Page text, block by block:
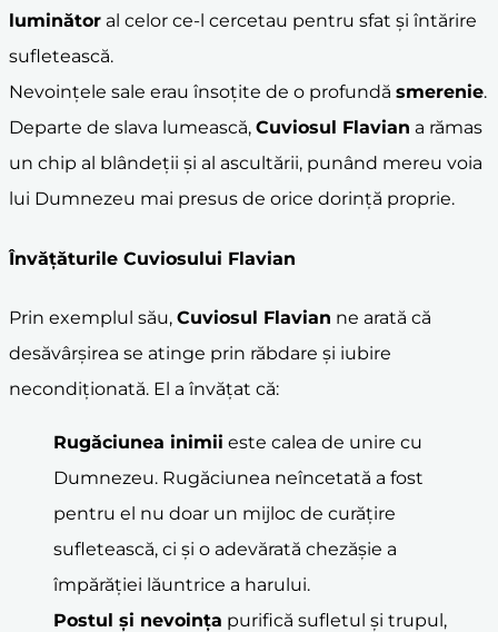
luminător al celor ce-l cercetau pentru sfat și întărire
sufletească.
Nevoințele sale erau însoțite de o profundă smerenie.
Departe de slava lumească, Cuviosul Flavian a rămas
un chip al blândeții și al ascultării, punând mereu voia
lui Dumnezeu mai presus de orice dorință proprie.
Învățăturile Cuviosului Flavian
Prin exemplul său, Cuviosul Flavian ne arată că
desăvârșirea se atinge prin răbdare și iubire
necondiționată. El a învățat că:
Rugăciunea inimii este calea de unire cu
Dumnezeu. Rugăciunea neîncetată a fost
pentru el nu doar un mijloc de curățire
sufletească, ci și o adevărată chezășie a
împărăției lăuntrice a harului.
Postul și nevoința purifică sufletul și trupul,